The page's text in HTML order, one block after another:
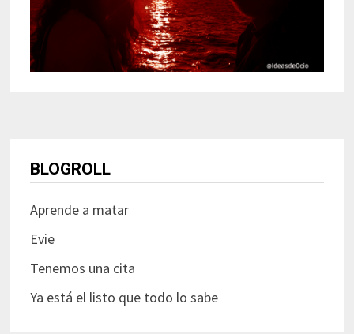
BLOGROLL
Aprende a matar
Evie
Tenemos una cita
Ya está el listo que todo lo sabe